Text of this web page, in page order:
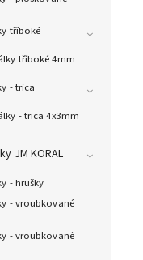
tříboké
tříboké 4mm
- trica
- trica 4x3mm
JM KORAL
- hrušky
- vroubkované
- vroubkované